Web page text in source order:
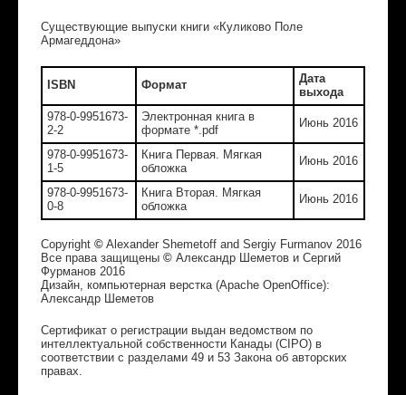
Существующие выпуски книги «Куликово Поле
Армагеддона»
ISBN Формат
Дата
выхода
978-0-9951673-
2-2
Электронная книга в
формате *.pdf
Июнь 2016
978-0-9951673-
1-5
Книга Первая. Мягкая
обложка
Июнь 2016
978-0-9951673-
0-8
Книга Вторая. Мягкая
обложка
Июнь 2016
Copyright ©Alexander Shemetoff and Sergiy Furmanov 2016
Все права защищены ©Александр Шеметов и Сергий
Фурманов 2016
Дизайн, компьютерная верстка (Apache OpenOffice):
Александр Шеметов
Сертификат о регистрации выдан ведомством по
интеллектуальной собственности Канады (CIPO) в
соответствии с разделами 49 и 53 Закона об авторских
правах.